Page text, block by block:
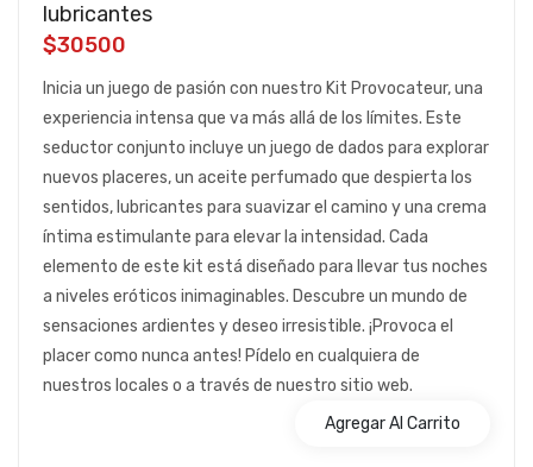
lubricantes
$30500
Inicia un juego de pasión con nuestro Kit Provocateur, una
experiencia intensa que va más allá de los límites. Este
seductor conjunto incluye un juego de dados para explorar
nuevos placeres, un aceite perfumado que despierta los
sentidos, lubricantes para suavizar el camino y una crema
íntima estimulante para elevar la intensidad. Cada
elemento de este kit está diseñado para llevar tus noches
a niveles eróticos inimaginables. Descubre un mundo de
sensaciones ardientes y deseo irresistible. ¡Provoca el
placer como nunca antes! Pídelo en cualquiera de
nuestros locales o a través de nuestro sitio web.
Agregar Al Carrito